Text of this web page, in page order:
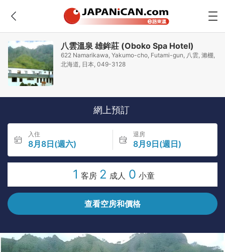
八雲溫泉 雄鉾莊 (Oboko Spa Hotel)
622 Namarikawa, Yakumo-cho, Futami-gun, 八雲, 瀨棚,
北海道, 日本, 049-3128
網上預訂
入住
8月8日(週六)
退房
8月9日(週日)
1 客房 2 成人 0 小童
查看空房和價格